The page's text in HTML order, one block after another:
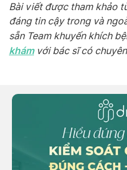
Bài viết được tham khảo
đáng tin cậy trong và
sẵn Team khuyến khích
khámvới bác sĩ có